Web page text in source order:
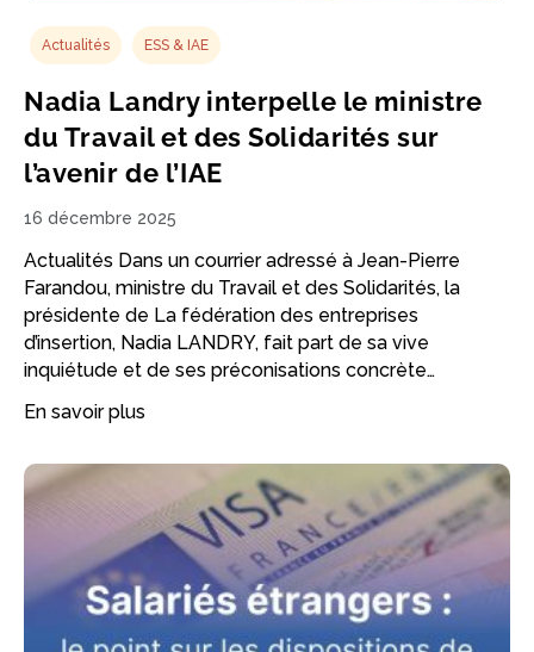
Actualités ESS & IAE
Nadia Landry interpelle le ministre
du Travail et des Solidarités sur
l’avenir de l’IAE
16 décembre 2025
Actualités Dans un courrier adressé à Jean-Pierre
Farandou, ministre du Travail et des Solidarités, la
présidente de La fédération des entreprises
d’insertion, Nadia LANDRY, fait part de sa vive
inquiétude et de ses préconisations concrète…
En savoir plus